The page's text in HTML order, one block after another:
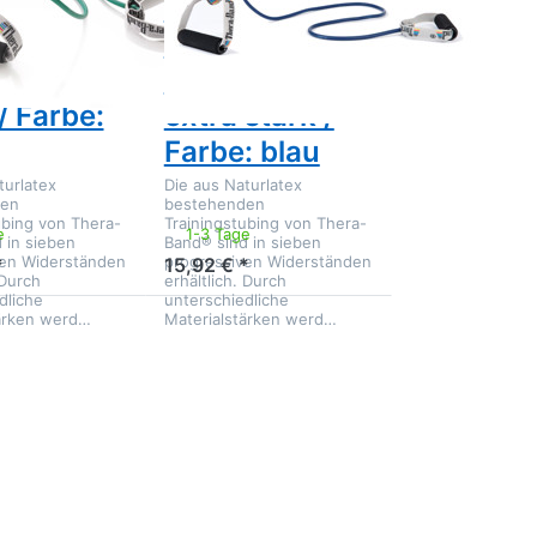
mit
Farbe:
von Thera-
in sieben
Widerständen
werd…
Bodytrainer
Tubing mit
extra stark /
Farbe: blau
Die aus Naturlatex
bestehenden
Trainingstubing von Thera-
Band® sind in sieben
progressiven Widerständen
erhältlich. Durch
unterschiedliche
Materialstärken werd…
1-3 Tage
15,92 € *